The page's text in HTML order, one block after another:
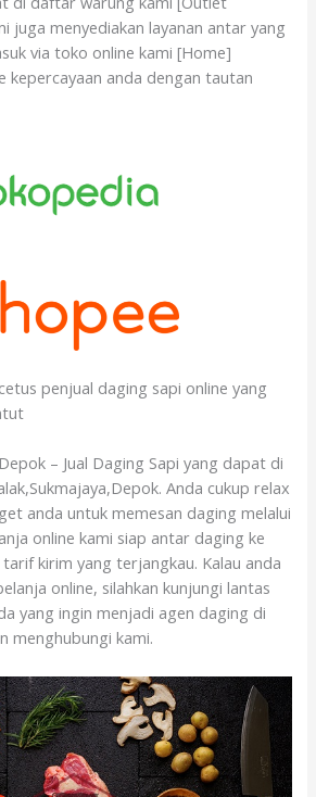
juga menyediakan layanan antar yang
via toko online kami [Home]
kepercayaan anda dengan tautan
penjual daging sapi online yang
– Jual Daging Sapi yang dapat di
Anda cukup relax
anda untuk memesan daging melalui
online kami siap antar daging ke
kirim yang terjangkau. Kalau anda
online, silahkan kunjungi lantas
yang ingin menjadi agen daging di
menghubungi kami.